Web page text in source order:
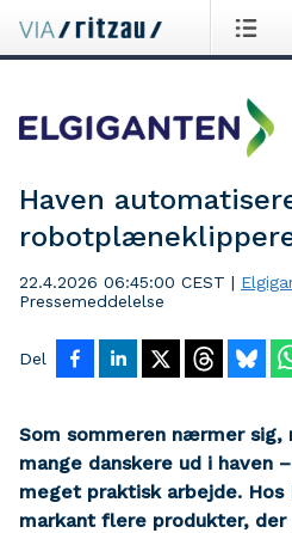
Haven
22.4.2026 06:45:00 CEST |
Pressemeddelelse
Del
Som sommeren nærmer sig,
mange danskere ud i haven
meget praktisk arbejde.
markant flere produkter,